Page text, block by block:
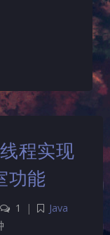
程实现
功能
1 |
Java